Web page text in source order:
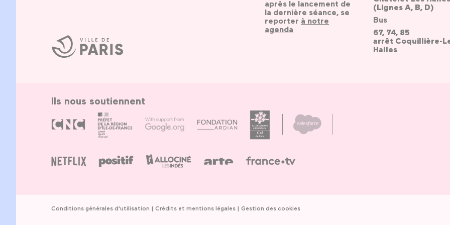
Ville
de
Paris
après le lancement de
la dernière séance, se
reporter à notre
agenda
(Lignes A, B, D)
Bus
67, 74, 85
arrêt Coquillière-
Halles
Ils nous soutiennent
Conditions générales d'utilisation Crédits et mentions légales Gestion des cookies